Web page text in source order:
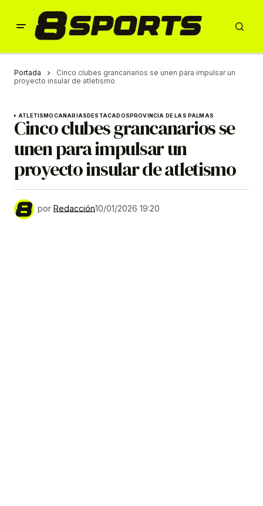
Portada
Cinco clubes grancanarios se unen para impulsar un
proyecto insular de atletismo
ATLETISMOCANARIASDESTACADOSPROVINCIA DE LAS PALMAS
Cinco clubes grancanarios se
unen para impulsar un
proyecto insular de atletismo
por Redacción10/01/2026 19:20